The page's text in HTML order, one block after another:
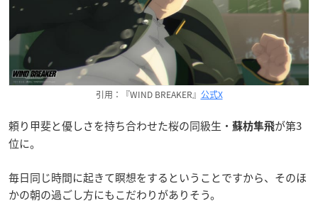
引用：『WIND BREAKER』 公式X
頼り甲斐と優しさを持ち合わせた桜の同級生・ 蘇枋隼飛が第3
位に。
毎日同じ時間に起きて瞑想をするということですから、そのほ
かの朝の過ごし方にもこだわりがありそう。